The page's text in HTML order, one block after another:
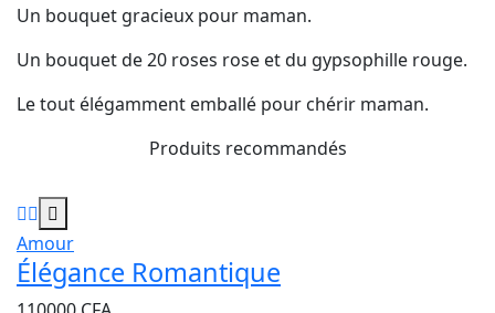
Un bouquet gracieux pour maman.
Un bouquet de 20 roses rose et du gypsophille rouge.
Le tout élégamment emballé pour chérir maman.
Produits recommandés
Amour
Élégance Romantique